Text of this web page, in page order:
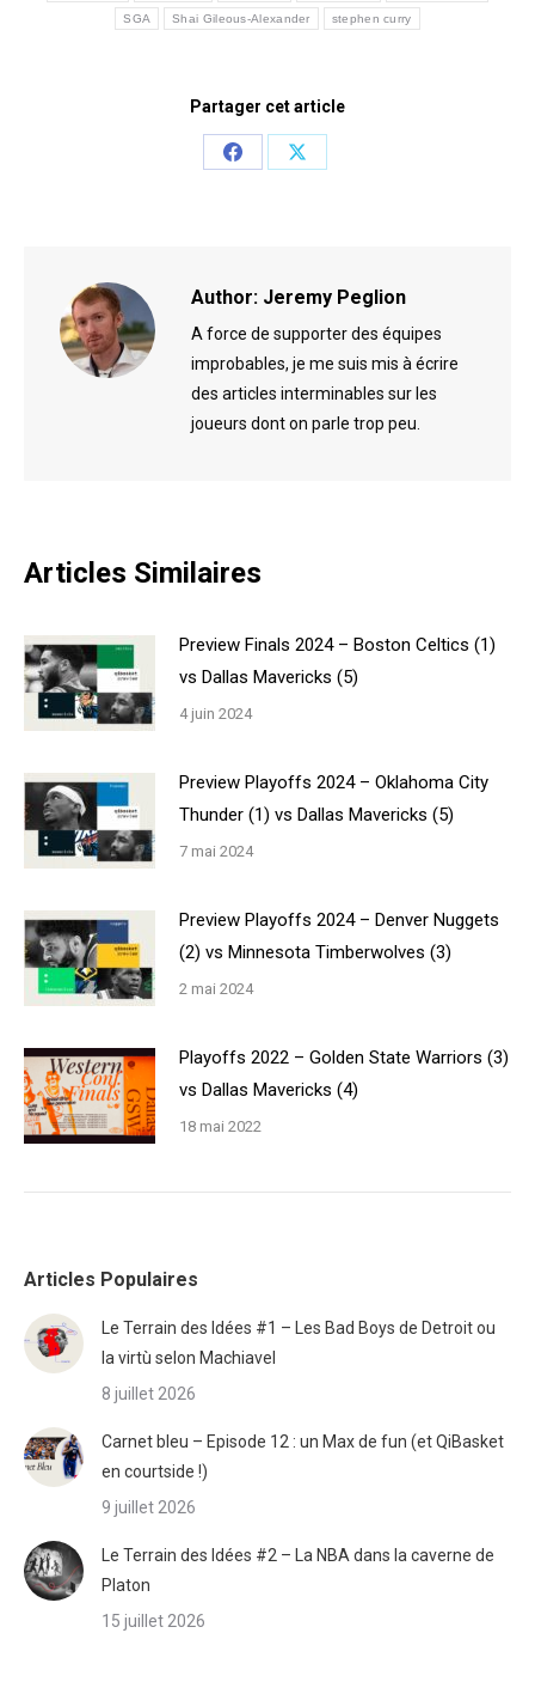
SGA Shai Gileous-Alexander stephen curry
Partager cet article
Share
Share
Author: Jeremy Peglion
A force de supporter des équipes
improbables, je me suis mis à écrire
des articles interminables sur les
joueurs dont on parle trop peu.
Articles Similaires
Preview Finals 2024 – Boston Celtics (1)
vs Dallas Mavericks (5)
4 juin 2024
Preview Playoffs 2024 – Oklahoma City
Thunder (1) vs Dallas Mavericks (5)
7 mai 2024
Preview Playoffs 2024 – Denver Nuggets
(2) vs Minnesota Timberwolves (3)
2 mai 2024
Playoffs 2022 – Golden State Warriors (3)
vs Dallas Mavericks (4)
18 mai 2022
Articles Populaires
Le Terrain des Idées #1 – Les Bad Boys de Detroit ou
la virtù selon Machiavel
8 juillet 2026
Carnet bleu – Episode 12 : un Max de fun (et QiBasket
en courtside !)
9 juillet 2026
Le Terrain des Idées #2 – La NBA dans la caverne de
Platon
15 juillet 2026